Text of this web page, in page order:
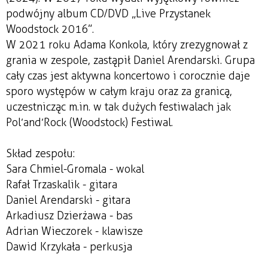
podwójny album CD/DVD „Live Przystanek
Woodstock 2016”.
W 2021 roku Adama Konkola, który zrezygnował z
grania w zespole, zastąpił Daniel Arendarski. Grupa
cały czas jest aktywna koncertowo i corocznie daje
sporo występów w całym kraju oraz za granicą,
uczestnicząc m.in. w tak dużych festiwalach jak
Pol’and’Rock (Woodstock) Festiwal.
Skład zespołu:
Sara Chmiel-Gromala - wokal
Rafał Trzaskalik - gitara
Daniel Arendarski - gitara
Arkadiusz Dzierżawa - bas
Adrian Wieczorek - klawisze
Dawid Krzykała - perkusja